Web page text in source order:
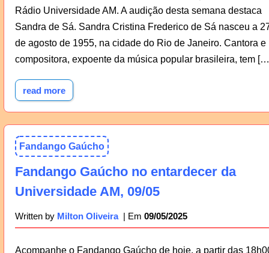
Rádio Universidade AM. A audição desta semana destaca
Sandra de Sá. Sandra Cristina Frederico de Sá nasceu a
de agosto de 1955, na cidade do Rio de Janeiro. Cantora e
compositora, expoente da música popular brasileira, tem
read more
Fandango Gaúcho
Fandango Gaúcho no entardecer da
Universidade AM, 09/05
Written by Milton Oliveira 09/05/2025
Acompanhe o Fandango Gaúcho de hoje, a partir das